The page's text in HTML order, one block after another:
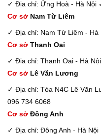
✓ Địa chỉ: Ứng Hoà - Hà Nội
Cơ sở Nam Từ Liêm
✓ Địa chỉ: Nam Từ Liêm - Hà
Cơ sở Thanh Oai
✓ Địa chỉ: Thanh Oai - Hà Nội
Cơ sở Lê Văn Lương
✓ Địa chỉ: Tòa N4C Lê Văn
096 734 6068
Cơ sở Đông Anh
✓ Địa chỉ: Đông Anh - Hà Nội